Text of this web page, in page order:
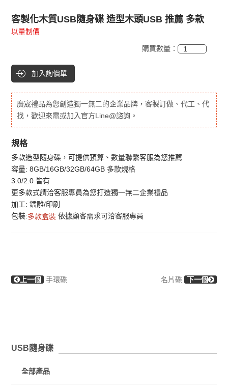
客製化木質USB隨身碟 造型木頭USB 推薦 多款
以量制價
購買數量：
加入詢價單
廣宬禮品為您創造獨一無二的企業品牌，客製訂做、代工、代
找，歡迎來電或加入官方Line@諮詢。
規格
多款造型隨身碟，可提供預算、數量聯繫客服為您推薦
容量: 8GB/16GB/32GB/64GB 多款規格
3.0/2.0 皆有
更多款式請洽客服專員為您打造獨一無二企業禮品
加工: 鐳雕/印刷
包裝:多款盒裝依據顧客需求可洽客服專員
上一個 手環碟 名片碟 下一個
USB隨身碟
全部產品